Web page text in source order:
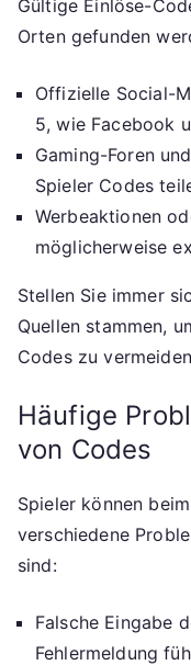
Gültige Einlöse-
Orten gefunden
Offizielle Social-
5, wie Facebook
Gaming-Foren
Spieler Codes
Werbeaktionen
möglicherweise
Stellen Sie immer
Quellen stammen,
Codes zu
Häufige
von Codes
Spieler können
verschiedene
sind:
Falsche Eingabe
Fehlermeldung